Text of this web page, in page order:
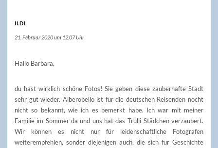
ILDI
21. Februar 2020 um 12:07 Uhr
Hallo Barbara,
du hast wirklich schöne Fotos! Sie geben diese zauberhafte Stadt
sehr gut wieder. Alberobello ist für die deutschen Reisenden nocht
nicht so bekannt, wie ich es bemerkt habe. Ich war mit meiner
Familie im Sommer da und uns hat das Trulli-Städchen verzaubert.
Wir können es nicht nur für leidenschaftliche Fotografen
weiterempfehlen, sonder diejenigen auch, die sich für Geschichte